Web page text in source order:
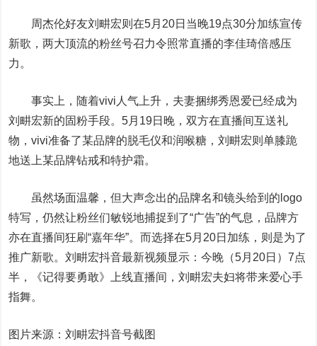
周杰伦好友刘畊宏则在5月20日当晚19点30分加练宣传
新歌，两大顶流的粉丝号召力令照常直播的李佳琦倍感压
力。
事实上，随着vivi人气上升，夫妻捆绑秀恩爱已经成为
刘畊宏新的固粉手段。5月19日晚，双方在直播间互送礼
物，vivi准备了某品牌的脱毛仪和润喉糖，刘畊宏则单膝跪
地送上某品牌钻戒和特护霜。
虽然场面温馨，但大声念出的品牌名和镜头给到的logo
特写，仍然让粉丝们敏锐地捕捉到了“广告”的气息，品牌方
亦在直播间狂刷“嘉年华”。而选择在5月20日加练，则是为了
推广新歌。刘畊宏抖音最新视频显示：今晚（5月20日）7点
半，《记得要勇敢》上线直播间，刘畊宏夫妇将带来爱心手
指舞。
图片来源 ：刘畊宏抖音号截图